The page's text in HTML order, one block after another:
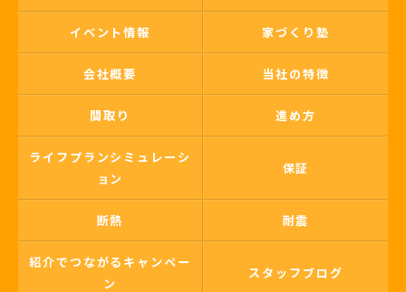
イベント情報 家づくり塾
会社概要 当社の特徴
間取り 進め方
ライフプランシミュレーシ
ョン
保証
断熱 耐震
紹介でつながるキャンペー
ン
スタッフブログ